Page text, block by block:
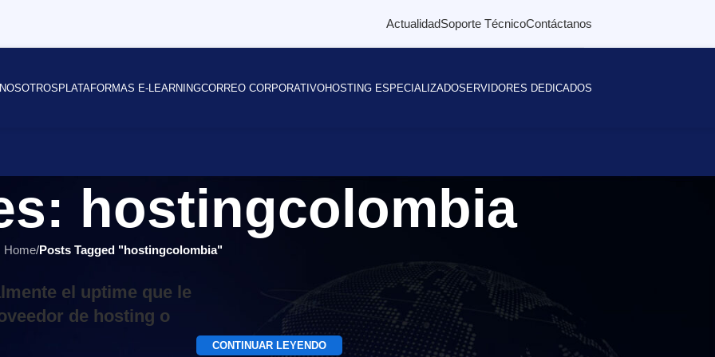
ActualidadSoporte TécnicoContáctanos
NOSOTROSPLATAFORMAS E-LEARNINGCORREO CORPORATIVOHOSTING ESPECIALIZADOSERVIDORES DEDICADOS
hostingcolombia
Home/Posts Tagged "hostingcolombia"
el uptime que le
de hosting o
CONTINUAR LEYENDO
BUSCAR